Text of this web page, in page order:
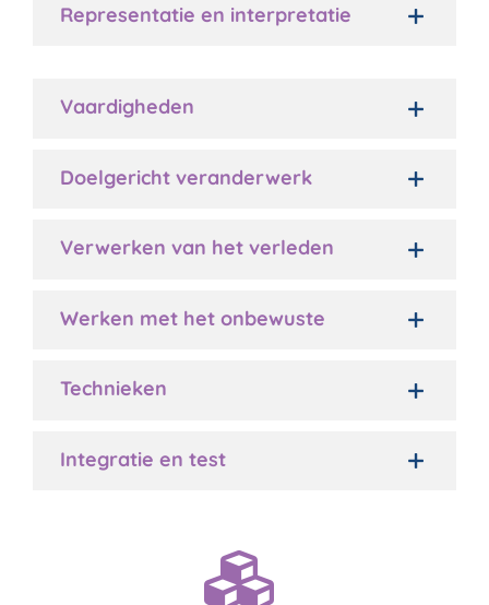
Representatie en interpretatie
Vaardigheden
Doelgericht veranderwerk
Verwerken van het verleden
Werken met het onbewuste
Technieken
Integratie en test